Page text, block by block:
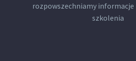
rozpowszechniamy
szkolenia